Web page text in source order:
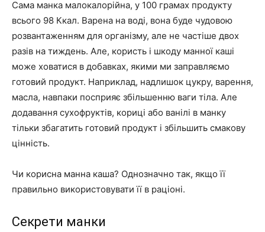
Сама манка малокалорійна, у 100 грамах продукту
всього 98 Ккал. Варена на воді, вона буде чудовою
розвантаженням для організму, але не частіше двох
разів на тиждень. Але, користь і шкоду манної каші
може ховатися в добавках, якими ми заправляємо
готовий продукт. Наприклад, надлишок цукру, варення,
масла, навпаки посприяє збільшенню ваги тіла. Але
додавання сухофруктів, кориці або ванілі в манку
тільки збагатить готовий продукт і збільшить смакову
цінність.
Чи корисна манна каша? Однозначно так, якщо її
правильно використовувати її в раціоні.
Секрети манки